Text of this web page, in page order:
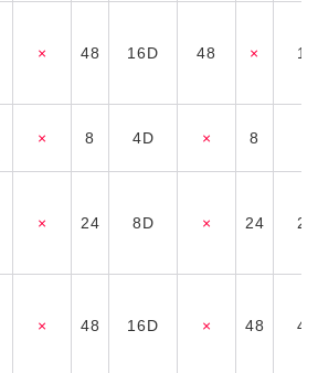
× 48 16D 48 ×
× 8 4D × 8
× 24 8D × 24
× 48 16D × 48